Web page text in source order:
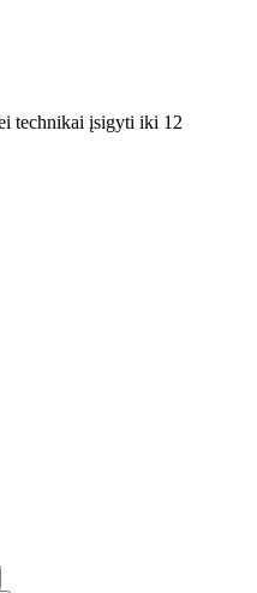
technikai įsigyti iki 12